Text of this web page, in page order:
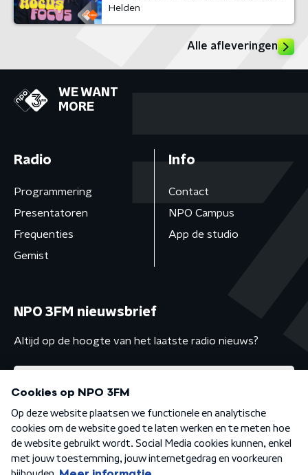
Helden
Alle afleveringen
WE WANT
MORE
Radio
Programmering
Presentatoren
Frequenties
Gemist
Info
Contact
NPO Campus
App de studio
NPO 3FM nieuwsbrief
Altijd op de hoogte van het laatste radio nieuws?
Algemene voorwaarden Privacybeleid